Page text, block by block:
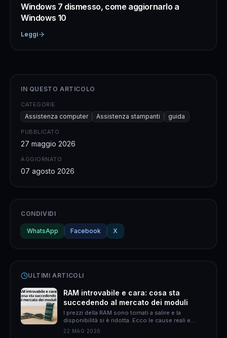
Windows 7 dismesso, come aggiornarlo a
Windows 10
Leggi
IN QUESTO ARTICOLO
CATEGORIE
Assistenza computer Assistenza stampanti guida
PUBBLICATO
27 maggio 2026
AGGIORNATO
07 agosto 2026
CONDIVIDI
WhatsApp Facebook X
ULTIMI ARTICOLI
RAM introvabile e cara: cosa sta
succedendo al mercato dei moduli
I prezzi della RAM sono tornati a salire e la
disponibilità si è ridotta. Ecco le cause reali e
come muoversi per non spendere il doppio.
22 MAG 2026